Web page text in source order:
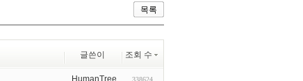
목록
글쓴이 조회 수
HumanTree 338624